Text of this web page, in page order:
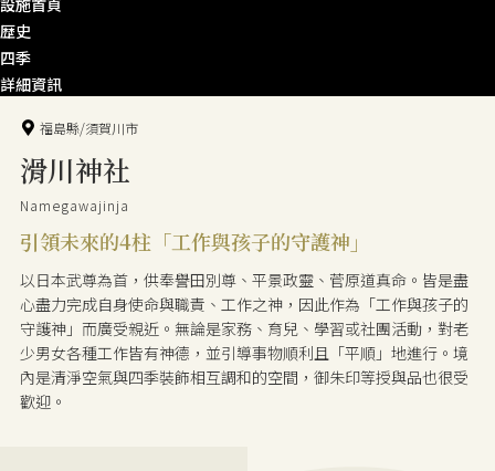
設施首頁
歴史
四季
詳細資訊
福島縣/須賀川市
滑川神社
Namegawajinja
引領未來的4柱「工作與孩子的守護神」
以日本武尊為首，供奉譽田別尊、平景政靈、菅原道真命。皆是盡
心盡力完成自身使命與職責、工作之神，因此作為「工作與孩子的
守護神」而廣受親近。無論是家務、育兒、學習或社團活動，對老
少男女各種工作皆有神德，並引導事物順利且「平順」地進行。境
內是清淨空氣與四季裝飾相互調和的空間，御朱印等授與品也很受
歡迎。